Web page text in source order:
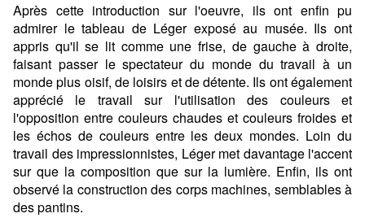
Après cette introduction sur l'oeuvre, ils ont enfin pu
admirer le tableau de Léger exposé au musée. Ils ont
appris qu'il se lit comme une frise, de gauche à droite,
faisant passer le spectateur du monde du travail à un
monde plus oisif, de loisirs et de détente. Ils ont également
apprécié le travail sur l'utilisation des couleurs et
l'opposition entre couleurs chaudes et couleurs froides et
les échos de couleurs entre les deux mondes. Loin du
travail des impressionnistes, Léger met davantage l'accent
sur que la composition que sur la lumière. Enfin, ils ont
observé la construction des corps machines, semblables à
des pantins.